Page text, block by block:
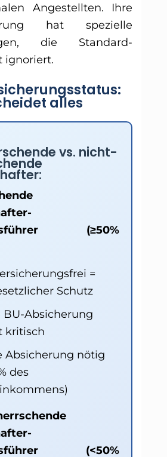
Angestellten. Ihre
hat spezielle
die Standard-
ignoriert.
alles
vs. nicht-
(≥50%
=
Schutz
BU-Absicherung
kritisch
Absicherung nötig
des
(<50%